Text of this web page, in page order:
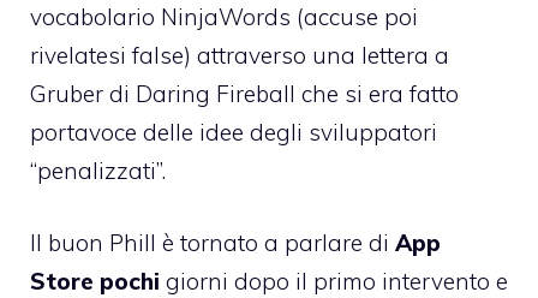
vocabolario NinjaWords (accuse poi
rivelatesi false) attraverso una lettera a
Gruber di Daring Fireball che si era fatto
portavoce delle idee degli sviluppatori
“penalizzati”.
Il buon Phill è tornato a parlare di App
Store pochi giorni dopo il primo intervento e